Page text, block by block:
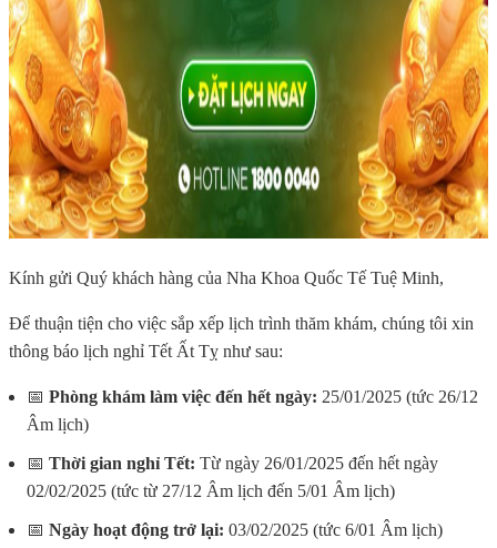
Kính gửi Quý khách hàng của Nha Khoa Quốc Tế Tuệ Minh,
Để thuận tiện cho việc sắp xếp lịch trình thăm khám, chúng tôi xin
thông báo lịch nghỉ Tết Ất Tỵ như sau:
📅 Phòng khám làm việc đến hết ngày: 25/01/2025 (tức 26/12
Âm lịch)
📅 Thời gian nghỉ Tết: Từ ngày 26/01/2025 đến hết ngày
02/02/2025 (tức từ 27/12 Âm lịch đến 5/01 Âm lịch)
📅 Ngày hoạt động trở lại: 03/02/2025 (tức 6/01 Âm lịch)